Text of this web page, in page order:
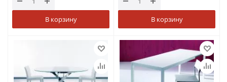
В корзину В корзину